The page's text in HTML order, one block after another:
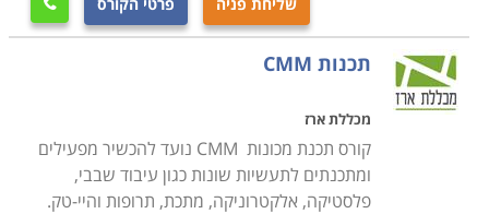

תכנות CMM
מכללת ארז
קורס תכנת מכונות CMM נועד להכשיר מפעילים
ומתכנתים לתעשיות שונות כגון עיבוד שבבי,
פלסטיקה, אלקטרוניקה, מתכת, תרופות והיי-טק.